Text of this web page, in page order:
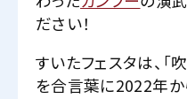
ださい！
すいたフェスタは、「
を合言葉に2022年か